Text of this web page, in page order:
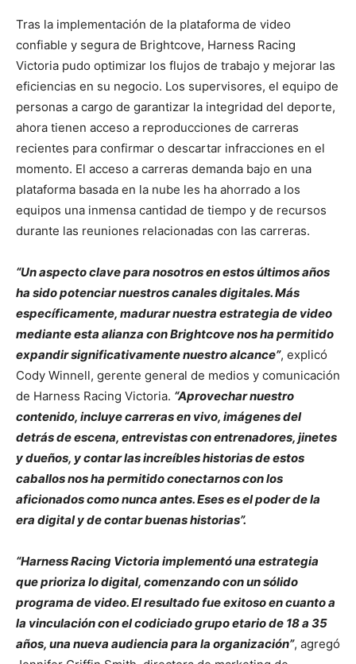
Tras la implementación de la plataforma de video
confiable y segura de Brightcove, Harness Racing
Victoria pudo optimizar los flujos de trabajo y mejorar las
eficiencias en su negocio. Los supervisores, el equipo de
personas a cargo de garantizar la integridad del deporte,
ahora tienen acceso a reproducciones de carreras
recientes para confirmar o descartar infracciones en el
momento. El acceso a carreras demanda bajo en una
plataforma basada en la nube les ha ahorrado a los
equipos una inmensa cantidad de tiempo y de recursos
durante las reuniones relacionadas con las carreras.
“Un aspectoclave para nosotros en estos últimos años
ha sido potenciar nuestros canales digitales. Más
específicamente, madurar nuestra estrategia de video
mediante esta alianza con Brightcove nos ha permitido
expandir significativamente nuestro alcance”, explicó
Cody Winnell, gerente general de medios y comunicación
de Harness Racing Victoria. “Aprovechar nuestro
contenido, incluye carreras en vivo, imágenes del
detrás de escena, entrevistas con entrenadores, jinetes
y dueños, y contar las increíbles historias de estos
caballos nos ha permitido conectarnos con los
aficionados como nunca antes. Eses es el poder de la
era digital y de contar buenas historias”.
“Harness Racing Victoria implementó una estrategia
que prioriza lo digital, comenzando con un sólido
programa de video. El resultado fue exitoso en cuanto a
la vinculación con el codiciado grupo etario de 18 a 35
años, una nueva audiencia para la organización”, agregó